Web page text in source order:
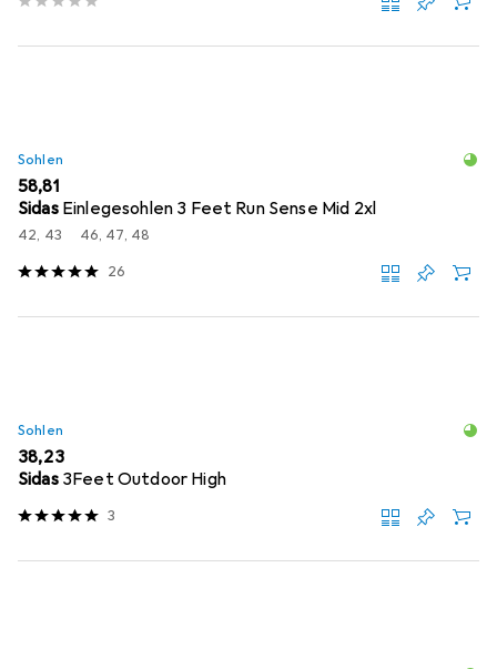
Sohlen
EUR
58,81
Sidas Einlegesohlen 3 Feet Run Sense Mid 2xl
42, 43 46, 47, 48
26
Sohlen
EUR
38,23
Sidas 3Feet Outdoor High
3